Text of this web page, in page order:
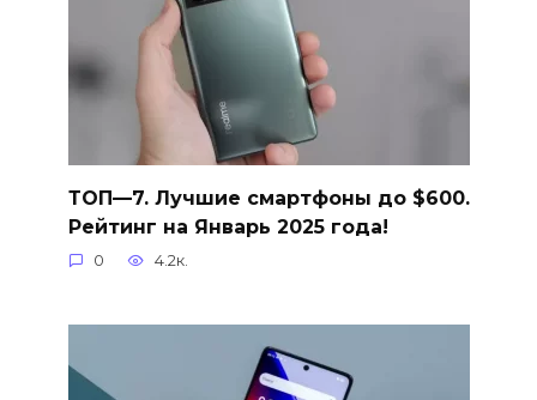
ТОП—7. Лучшие смартфоны до $600.
Рейтинг на Январь 2025 года!
0 4.2к.